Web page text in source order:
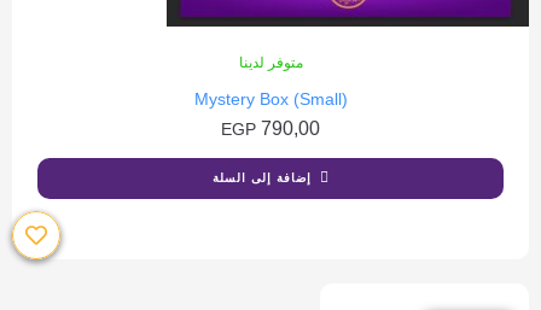
متوفر لدينا
Mystery Box (Small)
790,00
EGP
إضافة إلى السلة